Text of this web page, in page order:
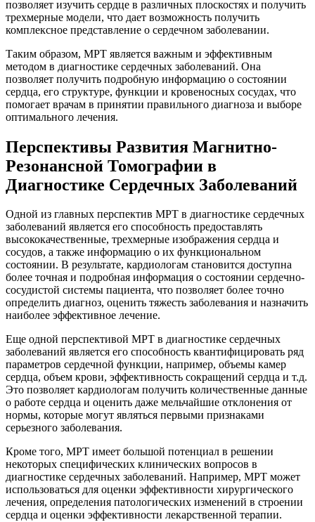
позволяет изучить сердце в различных плоскостях и получить
трехмерные модели, что дает возможность получить
комплексное представление о сердечном заболевании.
Таким образом, МРТ является важным и эффективным
методом в диагностике сердечных заболеваний. Она
позволяет получить подробную информацию о состоянии
сердца, его структуре, функции и кровеносных сосудах, что
помогает врачам в принятии правильного диагноза и выборе
оптимального лечения.
Перспективы Развития Магнитно-
Резонансной Томографии в
Диагностике Сердечных Заболеваний
Одной из главных перспектив МРТ в диагностике сердечных
заболеваний является его способность предоставлять
высококачественные, трехмерные изображения сердца и
сосудов, а также информацию о их функциональном
состоянии. В результате, кардиологам становится доступна
более точная и подробная информация о состоянии сердечно-
сосудистой системы пациента, что позволяет более точно
определить диагноз, оценить тяжесть заболевания и назначить
наиболее эффективное лечение.
Еще одной перспективой МРТ в диагностике сердечных
заболеваний является его способность квантифицировать ряд
параметров сердечной функции, например, объемы камер
сердца, объем крови, эффективность сокращений сердца и т.д.
Это позволяет кардиологам получить количественные данные
о работе сердца и оценить даже мельчайшие отклонения от
нормы, которые могут являться первыми признаками
серьезного заболевания.
Кроме того, МРТ имеет большой потенциал в решении
некоторых специфических клинических вопросов в
диагностике сердечных заболеваний. Например, МРТ может
использоваться для оценки эффективности хирургического
лечения, определения патологических изменений в строении
сердца и оценки эффективности лекарственной терапии.